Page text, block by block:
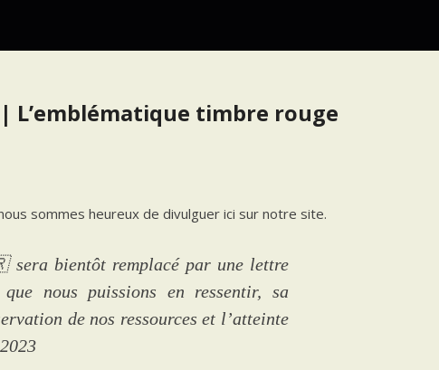
timbre rouge
sommes heureux de divulguer ici sur notre site.
sera bientôt remplacé par une lettre
nous puissions en ressentir, sa
de nos ressources et l’atteinte